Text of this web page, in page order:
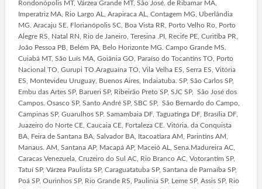
Rondonópolis MT, Várzea Grande MT, São José. de Ribamar MA,
Imperatriz MA, Rio Largo AL, Arapiraca AL, Contagem MG, Uberlândia
MG. Aracaju SE. Florianópolis SC, Boa Vista RR, Porto Velho Ro, Porto
Alegre RS, Natal RN, Rio de Janeiro, Teresina .PI, Recife PE, Curitiba PR,
João Pessoa PB, Belém PA, Belo Horizonte MG. Campo Grande MS.
Cuiabá MT, São Luís MA, Goiânia GO, Paraíso do Tocantins TO, Porto
Nacional TO, Gurupi TO.Araguaína TO, Vila Velha ES, Serra ES, Vitória
ES, Montevideu Uruguay, Buenos Aires, Indaiatuba. SP, São Carlos SP,
Embu das Artes SP, Barueri SP, Ribeirão Preto SP, SJC SP, São José dos
Campos. Osasco SP, Santo André SP, SBC SP, São Bernardo do Campo,
Campinas SP, Guarulhos SP. Samambaia DF, Taguatinga DF, Brasília DF,
Juazeiro do Norte CE, Caucaia CE, Fortaleza CE. Vitória. da Conquista
BA, Feira de Santana BA, Salvador BA, Itacoatiara AM, Parintins AM,
Manaus. AM, Santana AP, Macapá AP, Maceió AL, Sena.Madureira AC,
Caracas Venezuela, Cruzeiro do Sul AC, Rio Branco AC, Votorantim SP,
Tatuí SP, Várzea Paulista SP, Caraguatatuba SP, Santana de Parnaíba SP,
Poá SP, Ourinhos SP, Rio Grande RS, Paulinia SP, Leme SP, Assis SP, Rio